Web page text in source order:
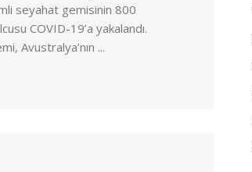
seyahat gemisinin 800
COVID-19’a yakalandı.
Avustralya’nın ...